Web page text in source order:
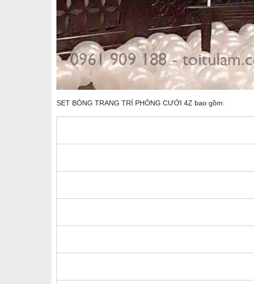
SET BÓNG TRANG TRÍ PHÒNG CƯỚI 4Z bao gồm: